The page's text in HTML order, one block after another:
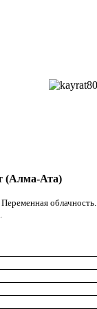
(Алма-Ата)
облачность.